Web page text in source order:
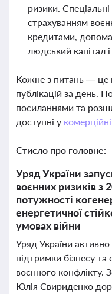
ризики.
страхуванням
кредитами,
людський капітал
Кожне з питань — це
публікацій за день.
посиланнями та
доступні у
Стисло про головне:
Уряд України
воєнних ризиків з
потужності
енергетичної
умовах війни
Уряд України
підтримки бізнесу
воєнного конфлікту.
Юлія Свириденко